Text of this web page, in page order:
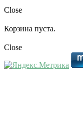
Close
Корзина пуста.
Close